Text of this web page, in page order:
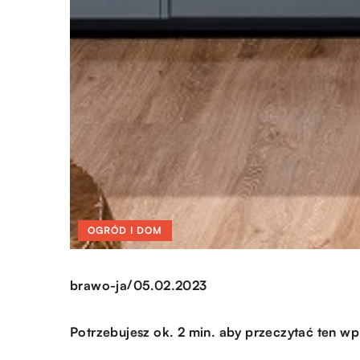
OGRÓD I DOM
brawo-ja/05.02.2023
Potrzebujesz ok. 2 min. aby przeczytać ten